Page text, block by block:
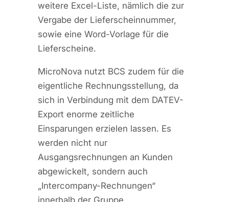
weitere Excel-Liste, nämlich die zur
Vergabe der Lieferscheinnummer,
sowie eine Word-Vorlage für die
Lieferscheine.
MicroNova nutzt BCS zudem für die
eigentliche Rechnungsstellung, da
sich in Verbindung mit dem DATEV-
Export enorme zeitliche
Einsparungen erzielen lassen. Es
werden nicht nur
Ausgangsrechnungen an Kunden
abgewickelt, sondern auch
„Intercompany-Rechnungen“